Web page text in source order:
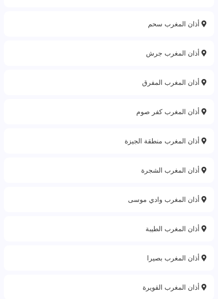
أذان المغرب سحم
أذان المغرب جرش
أذان المغرب المفرق
أذان المغرب كفر صوم
أذان المغرب منطقة الجيزة
أذان المغرب الشجرة
أذان المغرب وادي موسى
أذان المغرب الطيبة
أذان المغرب بصيرا
أذان المغرب القويرة